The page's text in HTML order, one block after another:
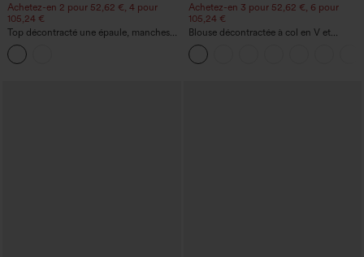
Achetez-en 2 pour 52,62 €, 4 pour
105,24 €
Top décontracté une épaule, manches
courtes, ourlet arrondi hi-low,
soutien‑gorge intégré, motif à pois
Achetez-en 3 pour 52,62 €, 6 pour
105,24 €
Blouse décontractée à col en V et
manches courtes bouffantes